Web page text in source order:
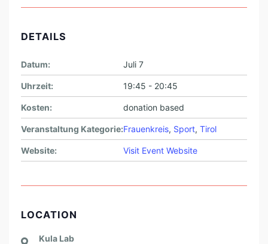
E
E
L
Y
DETAILS
Datum: Juli 7
Uhrzeit: 19:45 - 20:45
Kosten: donation based
Veranstaltung Kategorie:Frauenkreis, Sport, Tirol
Website: Visit Event Website
LOCATION
Kula Lab